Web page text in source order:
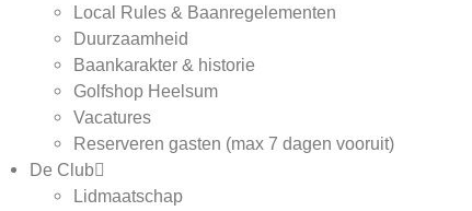
Local Rules & Baanregelementen
Duurzaamheid
Baankarakter & historie
Golfshop Heelsum
Vacatures
Reserveren gasten (max 7 dagen vooruit)
De Club
Lidmaatschap